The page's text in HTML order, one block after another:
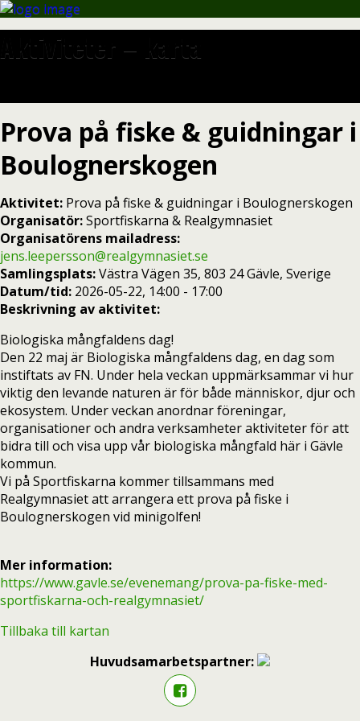
Aktiviteter – karta
Prova på fiske & guidningar i
Boulognerskogen
Aktivitet: Prova på fiske & guidningar i Boulognerskogen
Organisatör:Sportfiskarna & Realgymnasiet
Organisatörens mailadress:
jens.leepersson@realgymnasiet.se
Samlingsplats:Västra Vägen 35, 803 24 Gävle, Sverige
Datum/tid: 2026-05-22, 14:00 - 17:00
Beskrivning av aktivitet:
Biologiska mångfaldens dag!
Den 22 maj är Biologiska mångfaldens dag, en dag som
instiftats av FN. Under hela veckan uppmärksammar vi hur
viktig den levande naturen är för både människor, djur och
ekosystem. Under veckan anordnar föreningar,
organisationer och andra verksamheter aktiviteter för att
bidra till och visa upp vår biologiska mångfald här i Gävle
kommun.
Vi på Sportfiskarna kommer tillsammans med
Realgymnasiet att arrangera ett prova på fiske i
Boulognerskogen vid minigolfen!
Mer information:
https://www.gavle.se/evenemang/prova-pa-fiske-med-
sportfiskarna-och-realgymnasiet/
Tillbaka till kartan
Huvudsamarbetspartner: